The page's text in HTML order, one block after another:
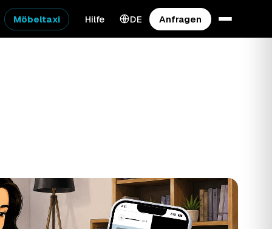
Möbeltaxi Hilfe DE Anfragen